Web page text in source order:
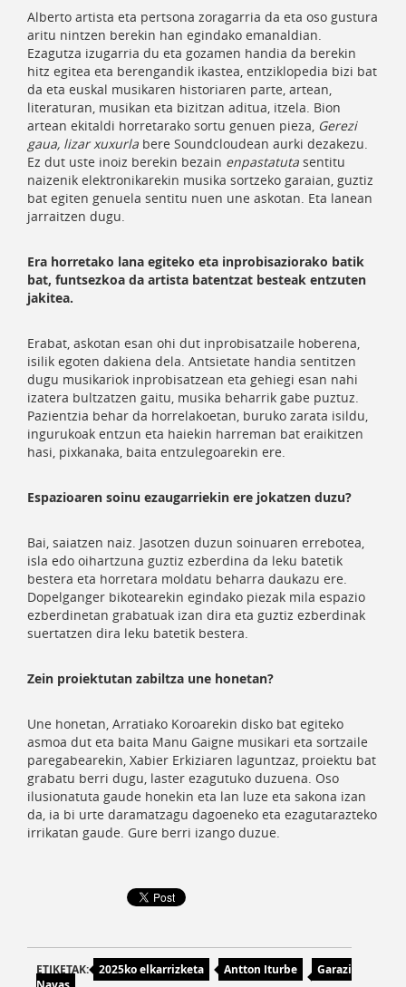
Alberto artista eta pertsona zoragarria da eta oso gustura
aritu nintzen berekin han egindako emanaldian.
Ezagutza izugarria du eta gozamen handia da berekin
hitz egitea eta berengandik ikastea, entziklopedia bizi bat
da eta euskal musikaren historiaren parte, artean,
literaturan, musikan eta bizitzan aditua, itzela. Bion
artean ekitaldi horretarako sortu genuen pieza, Gerezi
gaua, lizar xuxurla bere Soundcloudean aurki dezakezu.
Ez dut uste inoiz berekin bezain enpastatuta sentitu
naizenik elektronikarekin musika sortzeko garaian, guztiz
bat egiten genuela sentitu nuen une askotan. Eta lanean
jarraitzen dugu.
Era horretako lana egiteko eta inprobisaziorako batik
bat, funtsezkoa da artista batentzat besteak entzuten
jakitea.
Erabat, askotan esan ohi dut inprobisatzaile hoberena,
isilik egoten dakiena dela. Antsietate handia sentitzen
dugu musikariok inprobisatzean eta gehiegi esan nahi
izatera bultzatzen gaitu, musika beharrik gabe puztuz.
Pazientzia behar da horrelakoetan, buruko zarata isildu,
ingurukoak entzun eta haiekin harreman bat eraikitzen
hasi, pixkanaka, baita entzulegoarekin ere.
Espazioaren soinu ezaugarriekin ere jokatzen duzu?
Bai, saiatzen naiz. Jasotzen duzun soinuaren errebotea,
isla edo oihartzuna guztiz ezberdina da leku batetik
bestera eta horretara moldatu beharra daukazu ere.
Dopelganger bikotearekin egindako piezak mila espazio
ezberdinetan grabatuak izan dira eta guztiz ezberdinak
suertatzen dira leku batetik bestera.
Zein proiektutan zabiltza une honetan?
Une honetan, Arratiako Koroarekin disko bat egiteko
asmoa dut eta baita Manu Gaigne musikari eta sortzaile
paregabearekin, Xabier Erkiziaren laguntzaz, proiektu bat
grabatu berri dugu, laster ezagutuko duzuena. Oso
ilusionatuta gaude honekin eta lan luze eta sakona izan
da, ia bi urte daramatzagu dagoeneko eta ezagutarazteko
irrikatan gaude. Gure berri izango duzue.
ETIKETAK: 2025ko elkarrizketa Antton Iturbe
Garazi